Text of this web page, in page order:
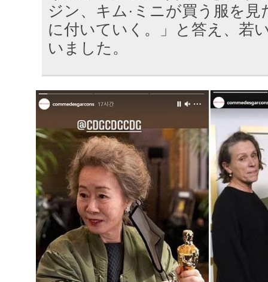
ジン、キム·ミニが買う服を
に付いていく。」と答え、若
いました。